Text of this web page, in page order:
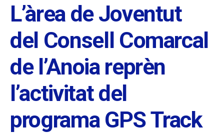
L’àrea de Joventut
del Consell Comarcal
de l’Anoia reprèn
l’activitat del
programa GPS Track